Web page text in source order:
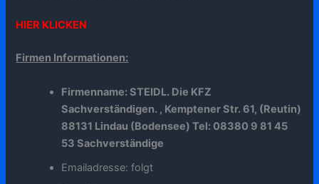
HIER KLICKEN
Firmen Informationen:
Firmenname: STEIDL. Die KFZ
Sachverständigen. , Kemptener Str. 61, (Reutin)
88131 Lindau (Bodensee) Tel: 08380 9 81 45
53 Sachverständige
Emailadresse: folgt